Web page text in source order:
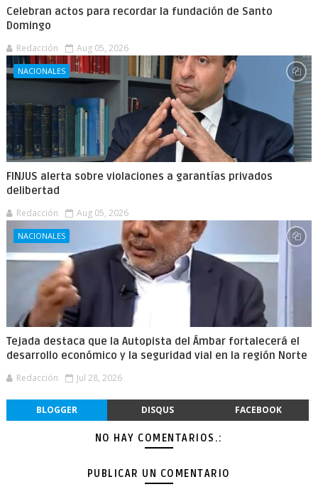
Celebran actos para recordar la fundación de Santo
Domingo
Redacción Aug 05, 2026
NACIONALES
FINJUS alerta sobre violaciones a garantías privados
delibertad
Redacción Aug 05, 2026
NACIONALES
Tejada destaca que la Autopista del Ámbar fortalecerá el
desarrollo económico y la seguridad vial en la región Norte
Redacción Jul 28, 2026
BLOGGER DISQUS FACEBOOK
NO HAY COMENTARIOS.:
PUBLICAR UN COMENTARIO